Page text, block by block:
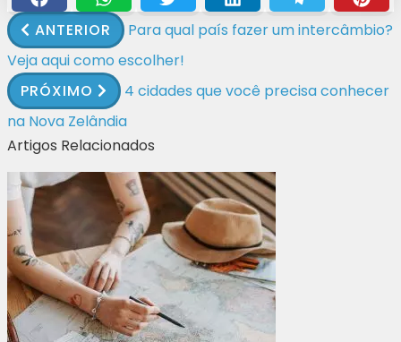
ANTERIOR
Para qual país fazer um intercâmbio?
Veja aqui como escolher!
PRÓXIMO
4 cidades que você precisa conhecer
na Nova Zelândia
Artigos Relacionados